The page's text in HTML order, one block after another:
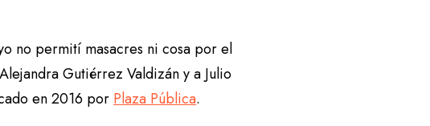
no permití masacres ni cosa por el
Gutiérrez Valdizán y a Julio
en 2016 por Plaza Pública.